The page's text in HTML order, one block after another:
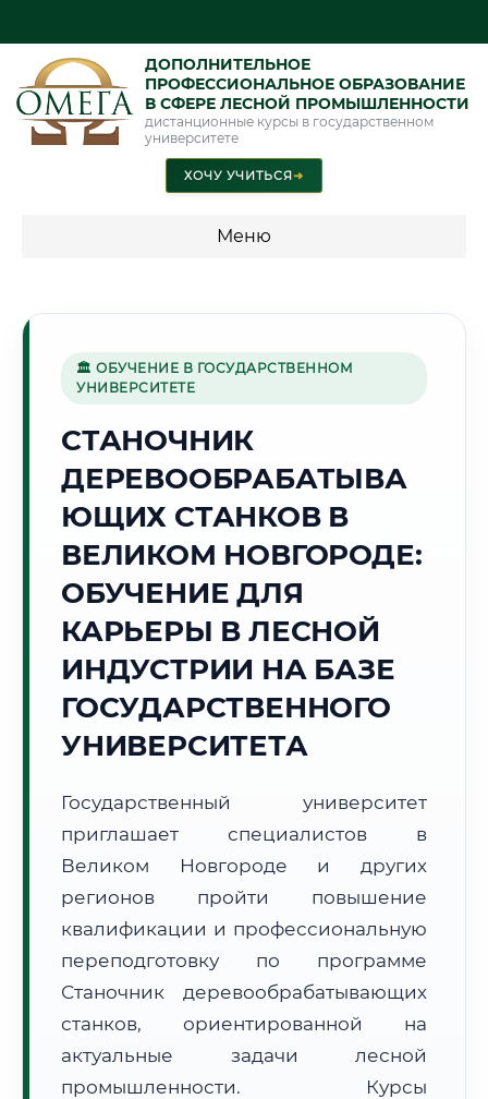
ДОПОЛНИТЕЛЬНОЕ
ПРОФЕССИОНАЛЬНОЕ ОБРАЗОВАНИЕ
В СФЕРЕ ЛЕСНОЙ ПРОМЫШЛЕННОСТИ
дистанционные курсы в государственном
университете
ХОЧУ УЧИТЬСЯ➜
Меню
промышленность"
🏰
Г. ВЕЛИКИЙ НОВГОРОД
Точное местное время:
14:24:37
Воскресенье, 9 Августа
2026 г.
🌅 Восход:05:02 🌇 Закат: 20:57
Световой день:15 ч. 55 мин.
Субъект:
Новгородская область
Тел. код:
+7 (8162)
Почтовые индексы:
173000–173999
🗺️ Зона обслуживания: г. Великий Новгород
🏛 ОБУЧЕНИЕ В ГОСУДАРСТВЕННОМ
УНИВЕРСИТЕТЕ
СТАНОЧНИК
ДЕРЕВООБРАБАТЫВА
ЮЩИХ СТАНКОВ В
ВЕЛИКОМ НОВГОРОДЕ:
ОБУЧЕНИЕ ДЛЯ
КАРЬЕРЫ В ЛЕСНОЙ
ИНДУСТРИИ НА БАЗЕ
ГОСУДАРСТВЕННОГО
УНИВЕРСИТЕТА
Государственный университет
приглашает специалистов в
Великом Новгороде и других
регионов пройти повышение
квалификации и профессиональную
переподготовку по программе
Станочник деревообрабатывающих
станков, ориентированной на
актуальные задачи лесной
промышленности. Курсы